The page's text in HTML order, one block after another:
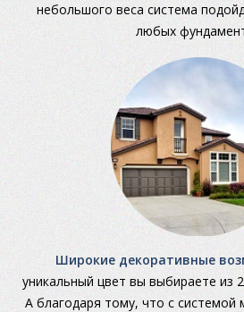
небольшого веса система
любых
Широкие декоративные
уникальный цвет вы выбираете из
А благодаря тому, что с